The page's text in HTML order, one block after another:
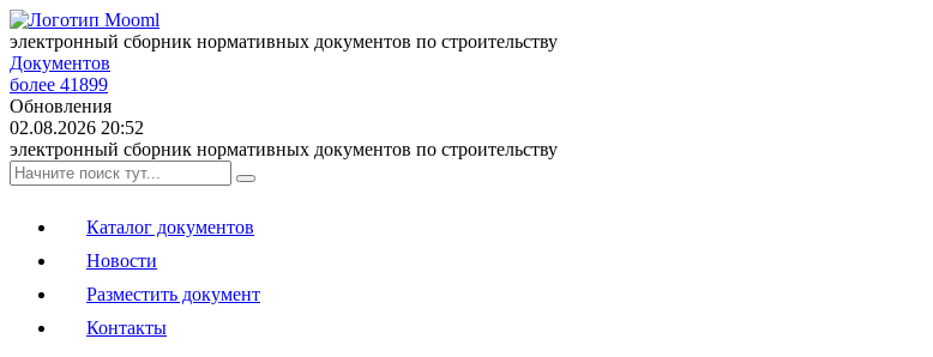
электронный сборник нормативных документов по строительству
Документов
более 41899
Обновления
02.08.2026 20:52
электронный сборник нормативных документов по строительству
Каталог документов
Новости
Разместить документ
Контакты